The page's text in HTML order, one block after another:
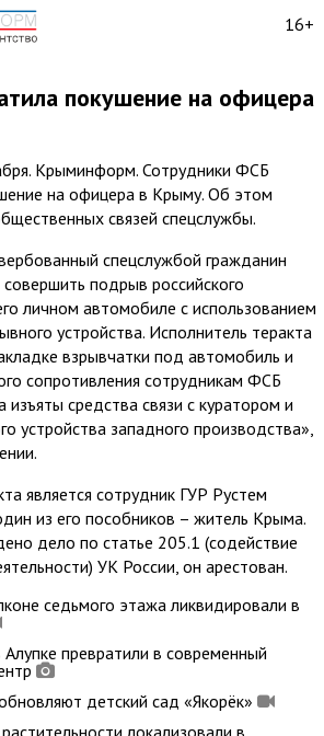
16+
покушение на офицера
Крыминформ. Сотрудники ФСБ
на офицера в Крыму. Об этом
связей спецслужбы.
спецслужбой гражданин
подрыв российского
личном автомобиле с использованием
устройства. Исполнитель теракта
взрывчатки под автомобиль и
сопротивления сотрудникам ФСБ
изъяты средства связи с куратором и
устройства западного производства»,
является сотрудник ГУР Рустем
из его пособников – житель Крыма.
дело по статье 205.1 (содействие
УК России, он арестован.
седьмого этажа ликвидировали в
Алупке превратили в современный
детский сад «Якорёк»
локализовали в